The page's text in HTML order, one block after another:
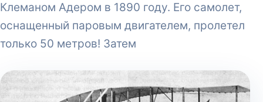
Клеманом Адером в 1890 году. Его самолет,
оснащенный паровым двигателем, пролетел
только 50 метров! Затем